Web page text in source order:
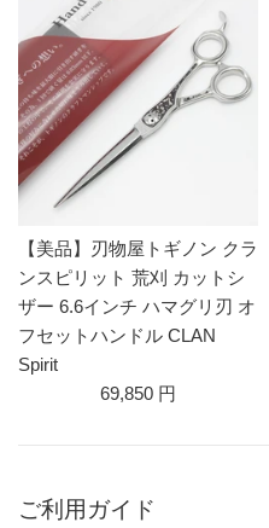
【美品】刃物屋トギノン クラ
ンスピリット 荒刈 カットシ
ザー 6.6インチ ハマグリ刃 オ
フセットハンドル CLAN
Spirit
69,850 円
ご利用ガイド